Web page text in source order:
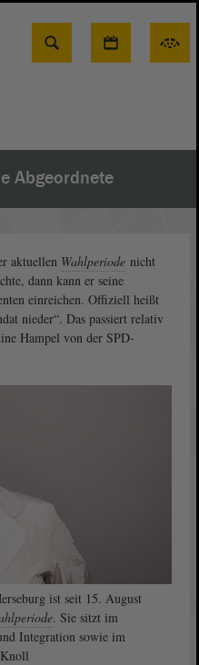
Suche
Abgeordnete
aktuellen Wahlperiode nicht
dann kann er seine
einreichen. Offiziell heißt
nieder“. Das passiert relativ
Hampel von der SPD-
ist seit 15. August
. Sie sitzt im
Integration sowie im